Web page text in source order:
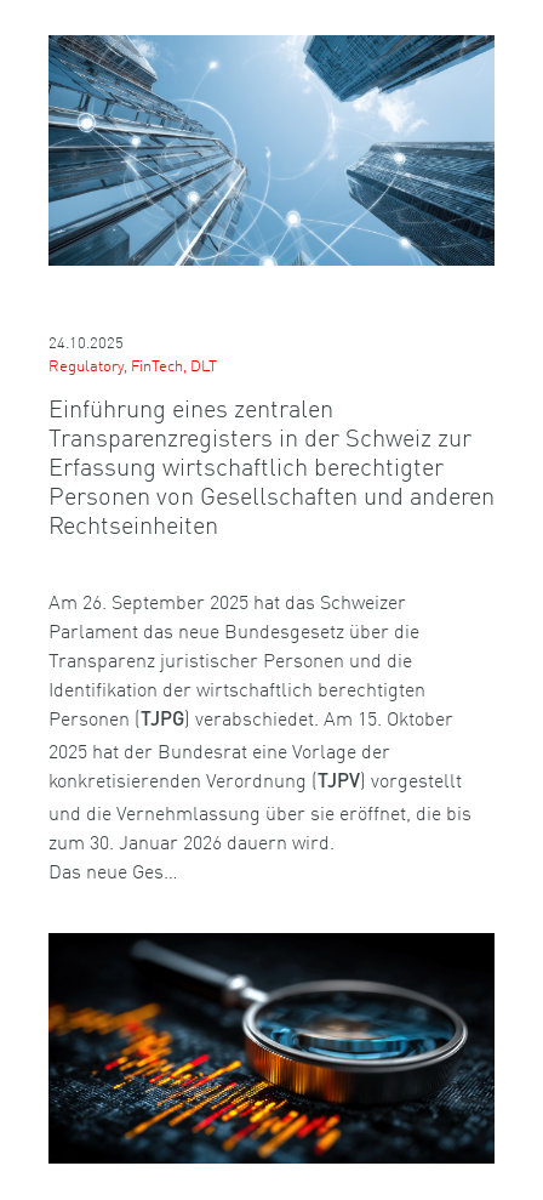
24.10.2025
Regulatory, FinTech, DLT
Einführung eines zentralen
Transparenzregisters in der Schweiz zur
Erfassung wirtschaftlich berechtigter
Personen von Gesellschaften und anderen
Rechtseinheiten
Am 26. September 2025 hat das Schweizer
Parlament das neue Bundesgesetz über die
Transparenz juristischer Personen und die
Identifikation der wirtschaftlich berechtigten
Personen ( TJPG) verabschiedet. Am 15. Oktober
2025 hat der Bundesrat eine Vorlage der
konkretisierenden Verordnung ( TJPV) vorgestellt
und die Vernehmlassung über sie eröffnet, die bis
zum 30. Januar 2026 dauern wird.
Das neue Ges…